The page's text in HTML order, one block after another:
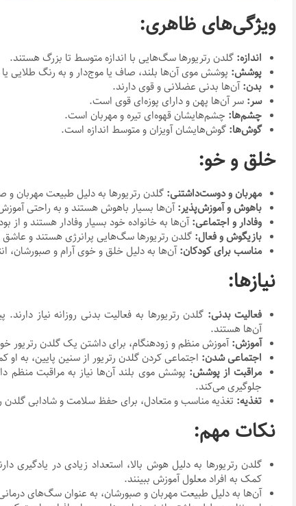
ویژگی‌های ظاهری:
اندازه: گلدن رتریورها سگ‌هایی با اندازه متوسط تا بزرگ هستند.
پوشش: پوشش موی آن‌ها بلند، صاف یا موج‌دار و به رنگ طلایی
بدن:آن‌ها بدنی عضلانی و قوی دارند.
سر: سر آن‌ها پهن و دارای پوزه‌ای قوی است.
چشم‌ها: چشم‌هایشان قهوه‌ای تیره و مهربان است.
گوش‌ها: گوش‌هایشان آویزان و متوسط اندازه است.
خلق و خو:
مهربان و دوست‌داشتنی: گلدن رتریورها به دلیل طبیعت مهربان
باهوش و آموزش‌پذیر:آن‌ها بسیار باهوش هستند و به راحتی
وفادار و اجتماعی:آن‌ها به خانواده خود بسیار وفادار هستند و از
بازیگوش و فعال: گلدن رتریورها سگ‌هایی پرانرژی هستند و
مناسب برای کودکان:آن‌ها به دلیل خلق و خوی آرام و صبورشان،
نیازها:
فعالیت بدنی: گلدن رتریورها به فعالیت بدنی روزانه نیاز
آن‌ها هستند.
آموزش:آموزش منظم و زودهنگام، برای داشتن یک گلدن رتریور
اجتماعی شدن: اجتماعی کردن گلدن رتریور از سنین پایین، به او
مراقبت از پوشش: پوشش موی بلند آن‌ها نیاز به مراقبت منظم
جلوگیری می‌کند.
تغذیه: تغذیه مناسب و متعادل، برای حفظ سلامت و شادابی
نکات مهم:
گلدن رتریورها به دلیل هوش بالا، استعداد زیادی در یادگیری
کمک به افراد معلول آموزش ببینند.
آن‌ها به دلیل طبیعت مهربان و صبورشان، به عنوان سگ‌های درمانی